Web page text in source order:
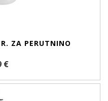
ZA PERUTNINO
€